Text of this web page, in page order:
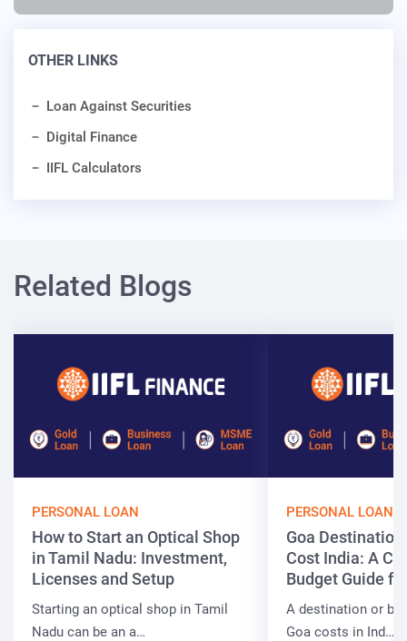
OTHER LINKS
Loan Against Securities
Digital Finance
IIFL Calculators
Related Blogs
PERSONAL LOAN
How to Start an Optical Shop
in Tamil Nadu: Investment,
Licenses and Setup
Starting an optical shop in Tamil
Nadu can be an a…
PERSONAL LOAN
Goa
Cost India: A
Budget Guide
A destination or
Goa costs in Ind…